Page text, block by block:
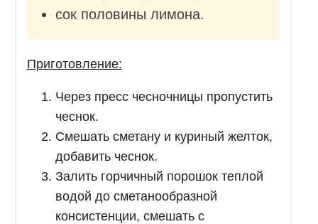
сок половины лимона.
Приготовление:
Через пресс чесночницы пропустить
чеснок.
Смешать сметану и куриный желток,
добавить чеснок.
Залить горчичный порошок теплой
водой до сметанообразной
консистенции, смешать с